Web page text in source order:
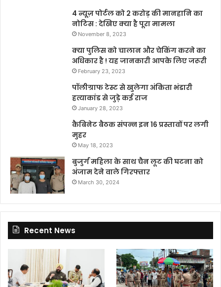
4 न्यूज़ पोर्टल को 2 करोड़ की मानहानि का
नोटिस : देखिए क्या है पूरा मामला
November 8, 2023
क्या पुलिस को चालान और चेकिंग करने का
अधिकार है ! यह जानकारी आपके लिए जरूरी
February 23, 2023
पॉलीग्राफ टेस्ट से खुलेगा अंकिता भंडारी
हत्याकांड से जुड़े कई राज
January 28, 2023
कैबिनेट बैठक संपन्न इन 16 प्रस्तावों पर लगी
मुहर
May 18, 2023
बुजुर्ग महिला के साथ चैन लूट की घटना को
अंजाम देने वाले गिरफ्तार
March 30, 2024
Recent News